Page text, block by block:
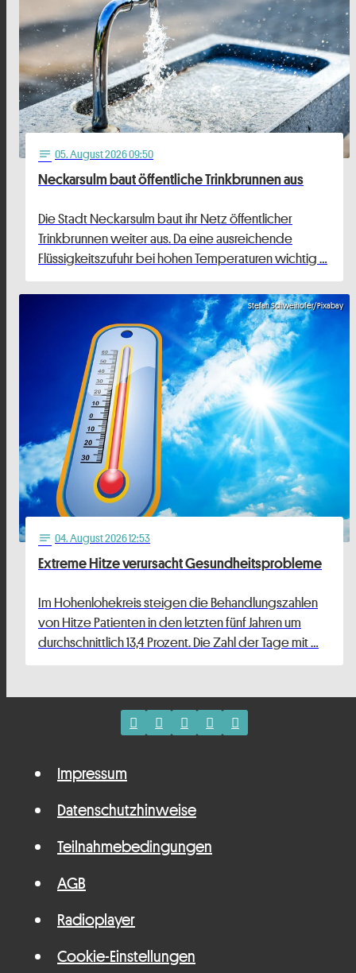
notes 05. August 2026 09:50
Neckarsulm baut öffentliche Trinkbrunnen aus
Die Stadt Neckarsulm baut ihr Netz öffentlicher
Trinkbrunnen weiter aus. Da eine ausreichende
Flüssigkeitszufuhr bei hohen Temperaturen wichtig …
Stefan Schweihofer/Pixabay
notes 04. August 2026 12:53
Extreme Hitze verursacht Gesundheitsprobleme
Im Hohenlohekreis steigen die Behandlungszahlen
von Hitze Patienten in den letzten fünf Jahren um
durchschnittlich 13,4 Prozent. Die Zahl der Tage mit …
Impressum
Datenschutzhinweise
Teilnahmebedingungen
AGB
Radioplayer
Cookie-Einstellungen